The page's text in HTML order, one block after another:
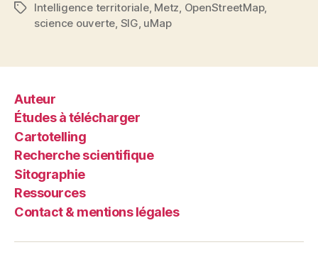
Étiquettes
Intelligence territoriale, Metz, OpenStreetMap,
science ouverte, SIG, uMap
Auteur
Études à télécharger
Cartotelling
Recherche scientifique
Sitographie
Ressources
Contact & mentions légales